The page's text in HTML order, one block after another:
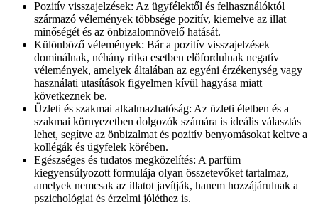
Pozitív visszajelzések: Az ügyfélektől és felhasználóktól
származó vélemények többsége pozitív, kiemelve az illat
minőségét és az önbizalomnövelő hatását.
Különböző vélemények: Bár a pozitív visszajelzések
dominálnak, néhány ritka esetben előfordulnak negatív
vélemények, amelyek általában az egyéni érzékenység vagy
használati utasítások figyelmen kívül hagyása miatt
következnek be.
Üzleti és szakmai alkalmazhatóság: Az üzleti életben és a
szakmai környezetben dolgozók számára is ideális választás
lehet, segítve az önbizalmat és pozitív benyomásokat keltve a
kollégák és ügyfelek körében.
Egészséges és tudatos megközelítés: A parfüm
kiegyensúlyozott formulája olyan összetevőket tartalmaz,
amelyek nemcsak az illatot javítják, hanem hozzájárulnak a
pszichológiai és érzelmi jóléthez is.